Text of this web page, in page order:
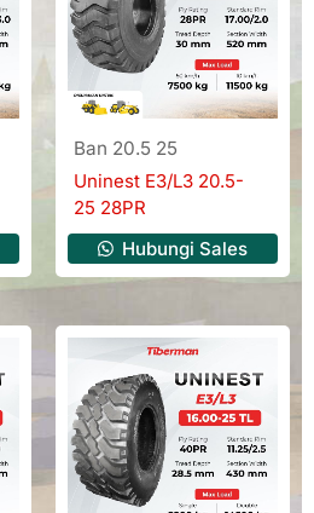
Ban 20.5 25
Uninest E3/L3 20.5-
25 28PR
Hubungi Sales